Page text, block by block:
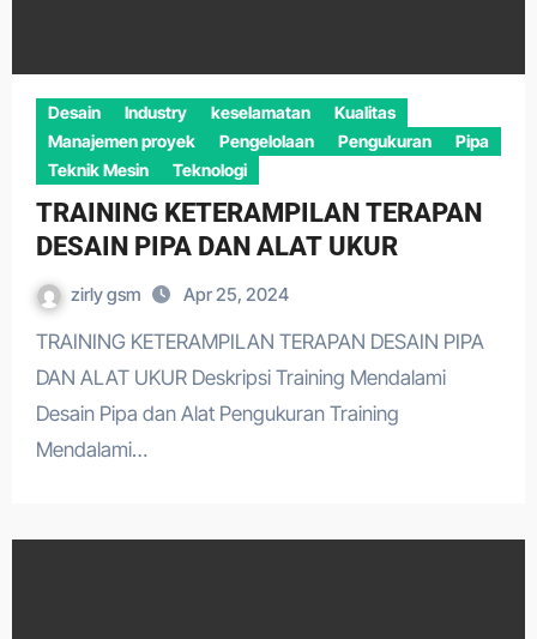
Desain Industry keselamatan
Kualitas
Manajemen proyek
Pengelolaan Pengukuran
Pipa
Teknik Mesin
Teknologi
TRAINING KETERAMPILAN TERAPAN
DESAIN PIPA DAN ALAT UKUR
zirly gsm Apr 25, 2024
TRAINING KETERAMPILAN TERAPAN DESAIN PIPA
DAN ALAT UKUR Deskripsi Training Mendalami
Desain Pipa dan Alat Pengukuran Training
Mendalami…